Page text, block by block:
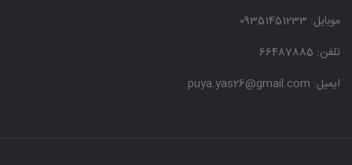
موبایل:
تلفن: 66487885
ایمیل: puya.yas26@gmail.com